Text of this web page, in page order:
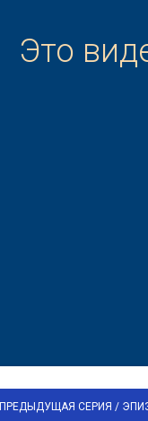
Это
ПРЕДЫДУЩАЯ СЕРИЯ /